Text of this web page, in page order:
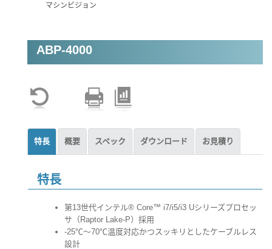
マシンビジョン
ABP-4000
特長 概要 スペック ダウンロード お見積り
特長
第13世代インテル® Core™ i7/i5/i3 Uシリーズプロセッ
サ（Raptor Lake-P）採用
-25℃～70℃温度対応かつスッキリとしたケーブルレス
設計